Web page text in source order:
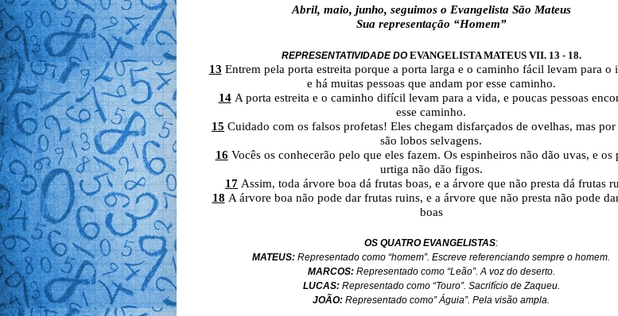
Abril, maio, junho, seguimos o Evangelista São Mateus
Sua representação “Homem”
REPRESENTATIVIDADE DOEVANGELISTA MATEUS VII. 13 - 18.
13 Entrem pela porta estreita porque a porta larga e o caminho fácil levam para o
e há muitas pessoas que andam por esse caminho.
14A porta estreita e o caminho difícil levam para a vida, e poucas pessoas
esse caminho.
15 Cuidado com os falsos profetas! Eles chegam disfarçados de ovelhas, mas por
são lobos selvagens.
16 Vocês os conhecerão pelo que eles fazem. Os espinheiros não dão uvas, e os
urtiga não dão figos.
17 Assim, toda árvore boa dá frutas boas, e a árvore que não presta dá frutas
18 A árvore boa não pode dar frutas ruins, e a árvore que não presta não pode
boas
OS QUATRO EVANGELISTAS:
MATEUS: Representado como “homem”. Escreve referenciando sempre o homem.
MARCOS: Representado como “Leão”. A voz do deserto.
LUCAS: Representado como “Touro”. Sacrifício de Zaqueu.
JOÃO: Representado como” Águia”. Pela visão ampla.